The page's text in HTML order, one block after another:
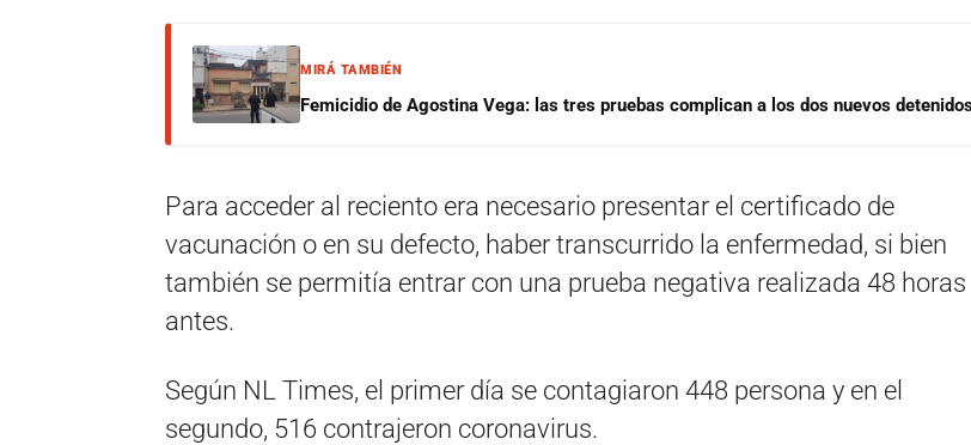
MIRÁ TAMBIÉN
Femicidio de Agostina Vega: las tres pruebas complican a los dos nuevos
Para acceder al reciento era necesario presentar el certificado de
vacunación o en su defecto, haber transcurrido la enfermedad, si bien
también se permitía entrar con una prueba negativa realizada 48 horas
antes.
Según NL Times, el primer día se contagiaron 448 persona y en el
segundo, 516 contrajeron coronavirus.